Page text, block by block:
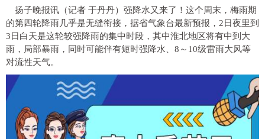
扬子晚报讯（记者 于丹丹）强降水又来了！这个周末，梅雨期
的第四轮降雨几乎是无缝衔接，据省气象台最新预报，2日夜里到
3日白天是这轮较强降雨的集中时段，其中淮北地区将有中到大
雨，局部暴雨，同时可能伴有短时强降水、8～10级雷雨大风等
对流性天气。